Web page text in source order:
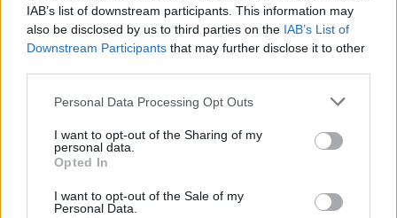
IAB’s list of downstream participants. This information may
also be disclosed by us to third parties on the IAB’s List of
Downstream Participants that may further disclose it to other
Please note that this website/app uses one or more Google
not limited to your visit or usage behaviour. You may click to
grant or deny consent to Google and its third-party tags to
use your data for below specified purposes in below Google
consent section.
Personal Data Processing Opt Outs
I want to opt-out of the Sharing of my
personal data.
Opted In
I want to opt-out of the Sale of my
Personal Data.
felsorolása ? a szerk.). Ezeknek muszáj rajta lenniük. De
természetesen mindentől el lehet térni, ha annak oka van? ?
a legfontosabb információk írásbeli megjelenítése mellett?
A film története során mind megjelenésükben, mind
filmplakátok, és nem is lehet általános érvényű szabályokat